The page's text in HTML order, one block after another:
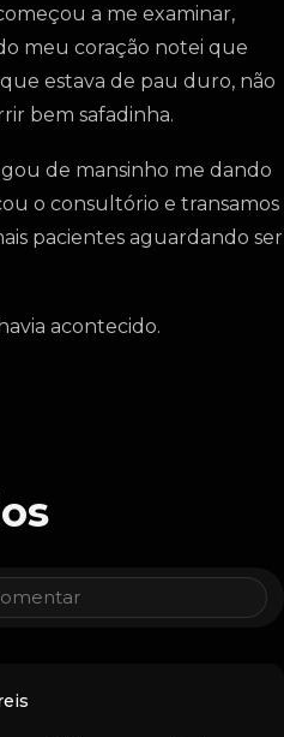
a me examinar,
meu coração notei que
estava de pau duro, não
bem safadinha.
de mansinho me dando
o consultório e transamos
pacientes aguardando ser
acontecido.